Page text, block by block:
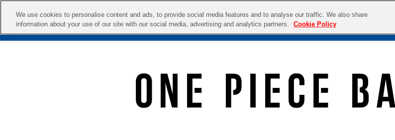
ALL ITEM
We use cookies to personalise content and ads, to provide social media features and to analyse our traffic. We also share
information about your use of our site with our social media, advertising and analytics partners.
Cookie Policy